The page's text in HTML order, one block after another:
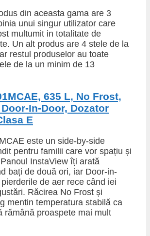
din aceasta gama are 3
unui singur utilizator care
multumit in totalitate de
Un alt produs are 4 stele de la
restul produselor au toate
de la un minim de 13
635 L, No Frost,
In-Door, Dozator
E
este un side-by-side
pentru familii care vor spațiu și
InstaView îți arată
bați de două ori, iar Door-in-
de aer rece când iei
Răcirea No Frost și
mențin temperatura stabilă ca
rămână proaspete mai mult